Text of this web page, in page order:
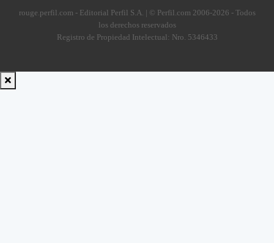
rouge.perfil.com - Editorial Perfil S.A. | © Perfil.com 2006-2026 - Todos
los derechos reservados
Registro de Propiedad Intelectual: Nro. 5346433